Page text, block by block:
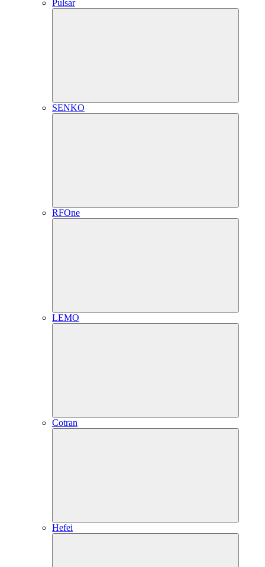
Pulsar
SENKO
RFOne
LEMO
Cotran
Hefei